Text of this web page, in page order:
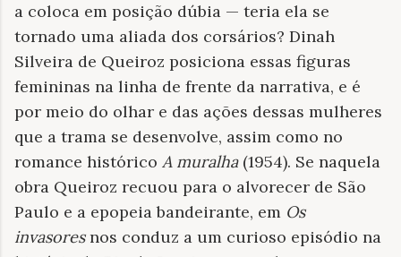
a coloca em posição dúbia — teria ela se
tornado uma aliada dos corsários? Dinah
Silveira de Queiroz posiciona essas figuras
femininas na linha de frente da narrativa, e é
por meio do olhar e das ações dessas mulheres
que a trama se desenvolve, assim como no
romance histórico A muralha(1954). Se naquela
obra Queiroz recuou para o alvorecer de São
Paulo e a epopeia bandeirante, em Os
invasoresnos conduz a um curioso episódio na